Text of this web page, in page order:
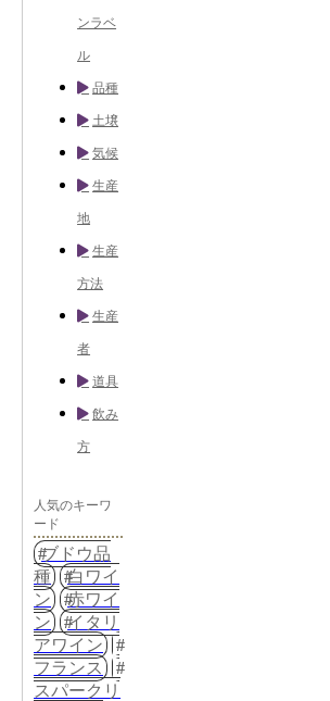
ンラベ
ル
品種
土壌
気候
生産
地
生産
方法
生産
者
道具
飲み
方
人気のキーワ
ード
ブドウ品
種
白ワイ
ン
赤ワイ
ン
イタリ
アワイン
フランス
スパークリ